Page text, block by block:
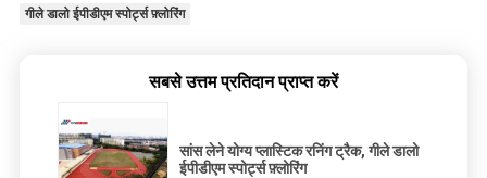
गीले डालो ईपीडीएम स्पोर्ट्स फ़्लोरिंग
सबसे उत्तम प्रतिदान प्राप्त करें
सांस लेने योग्य प्लास्टिक रनिंग ट्रैक, गीले डालो
ईपीडीएम स्पोर्ट्स फ़्लोरिंग